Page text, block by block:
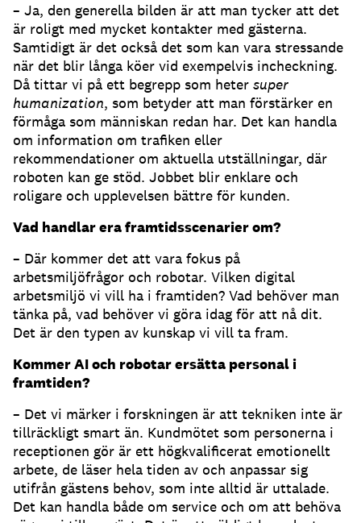
– Ja, den generella bilden är att man tycker att det
är roligt med mycket kontakter med gästerna.
Samtidigt är det också det som kan vara stressande
när det blir långa köer vid exempelvis incheckning.
Då tittar vi på ett begrepp som heter super
humanization, som betyder att man förstärker en
förmåga som människan redan har. Det kan handla
om information om trafiken eller
rekommendationer om aktuella utställningar, där
roboten kan ge stöd. Jobbet blir enklare och
roligare och upplevelsen bättre för kunden.
Vad handlar era framtidsscenarier om?
– Där kommer det att vara fokus på
arbetsmiljöfrågor och robotar. Vilken digital
arbetsmiljö vi vill ha i framtiden? Vad behöver man
tänka på, vad behöver vi göra idag för att nå dit.
Det är den typen av kunskap vi vill ta fram.
Kommer AI och robotar ersätta personal i
framtiden?
– Det vi märker i forskningen är att tekniken inte är
tillräckligt smart än. Kundmötet som personerna i
receptionen gör är ett högkvalificerat emotionellt
arbete, de läser hela tiden av och anpassar sig
utifrån gästens behov, som inte alltid är uttalade.
Det kan handla både om service och om att behöva